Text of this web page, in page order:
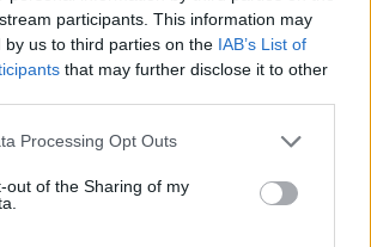
participants. This information may
by us to third parties on the IAB’s List of
that may further disclose it to other
website/app uses one or more Google
visit or usage behaviour. You may click to
to Google and its third-party tags to
below specified purposes in below Google
Processing Opt Outs
out of the Sharing of my